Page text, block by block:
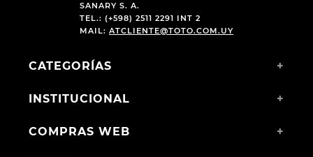
SANARY S. A.
TEL.: (+598) 2511 2291 INT 2
MAIL: ATCLIENTE@TOTO.COM.UY
CATEGORÍAS +
INSTITUCIONAL +
COMPRAS WEB +